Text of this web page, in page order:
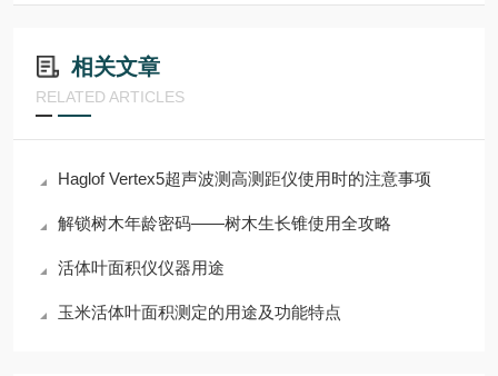
相关文章
RELATED ARTICLES
Haglof Vertex5超声波测高测距仪使用时的注意事项
解锁树木年龄密码——树木生长锥使用全攻略
活体叶面积仪仪器用途
玉米活体叶面积测定的用途及功能特点